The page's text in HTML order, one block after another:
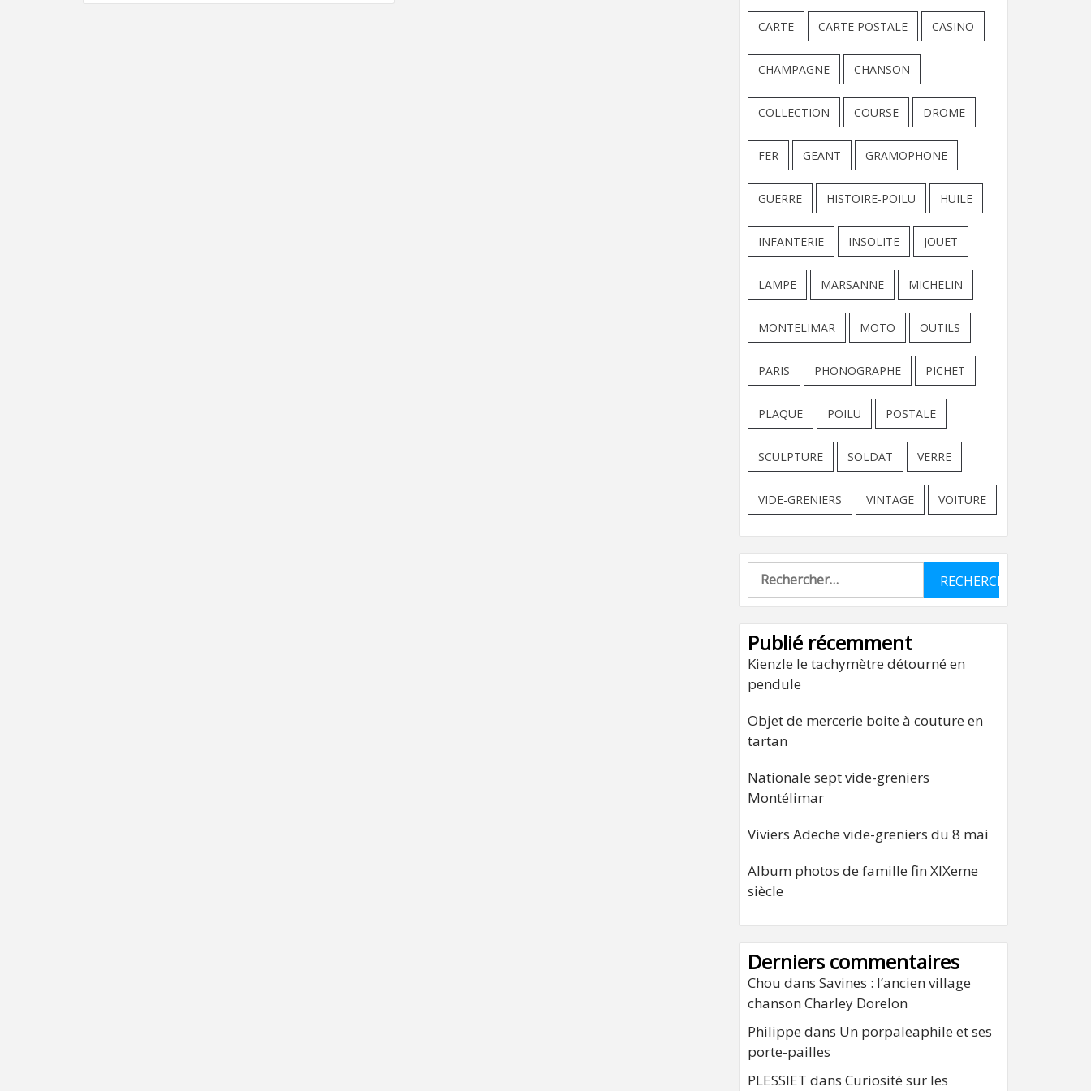
CARTE CARTE POSTALE CASINO
CHAMPAGNE CHANSON
COLLECTION COURSE DROME
FER GEANT GRAMOPHONE
GUERRE HISTOIRE-POILU HUILE
INFANTERIE INSOLITE JOUET
LAMPE MARSANNE MICHELIN
MONTELIMAR MOTO OUTILS
PARIS PHONOGRAPHE PICHET
PLAQUE POILU POSTALE
SCULPTURE SOLDAT VERRE
VIDE-GRENIERS VINTAGE VOITURE
Rechercher :
Publié récemment
Kienzle le tachymètre détourné en
pendule
Objet de mercerie boite à couture en
tartan
Nationale sept vide-greniers
Montélimar
Viviers Adeche vide-greniers du 8 mai
Album photos de famille fin XIXeme
siècle
Derniers commentaires
Chou dans Savines : l’ancien village
chanson Charley Dorelon
Philippe dans Un porpaleaphile et ses
porte-pailles
PLESSIET dans Curiosité sur les